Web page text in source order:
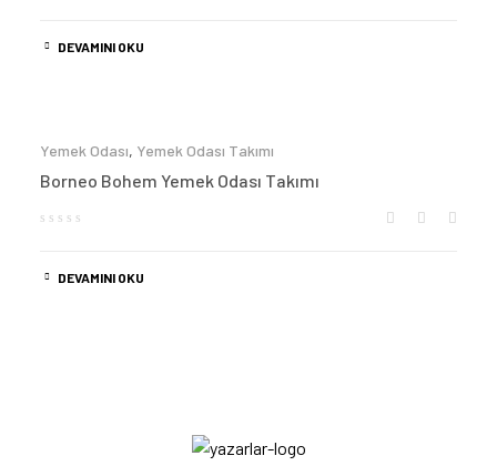
DEVAMINI OKU
Yemek Odası, Yemek Odası Takımı
Borneo Bohem Yemek Odası Takımı
DEVAMINI OKU